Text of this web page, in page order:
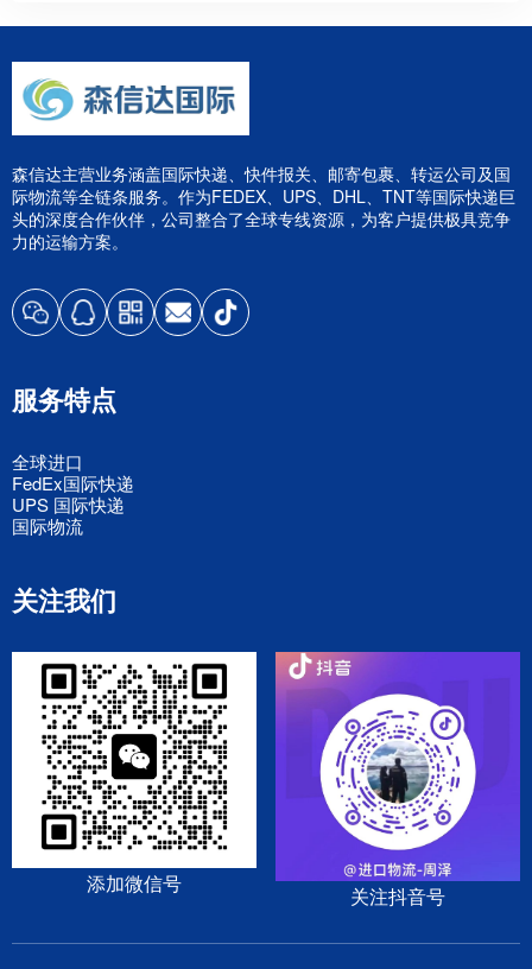
森信达主营业务涵盖国际快递、快件报关、邮寄包裹、转运公司及国
际物流等全链条服务。作为FEDEX、UPS、DHL、TNT等国际快递巨
头的深度合作伙伴，公司整合了全球专线资源，为客户提供极具竞争
力的运输方案。
服务特点
全球进口
FedEx国际快递
UPS 国际快递
国际物流
关注我们
添加微信号 关注抖音号